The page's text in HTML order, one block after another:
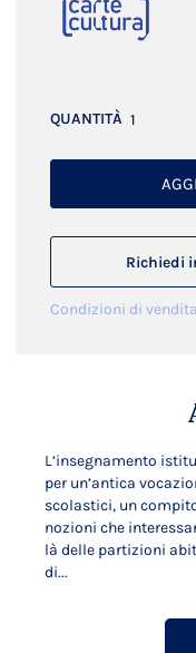
QUANTITÀ
Richiedi
Condizioni di vendita
L’insegnamento
per un’antica
scolastici, un
nozioni che
là delle partizioni
di...